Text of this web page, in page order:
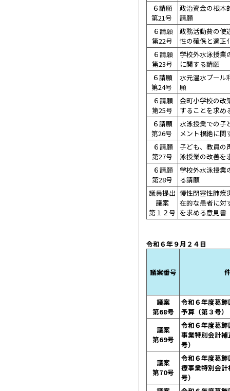
６請願
第21号
政治資金の根本
請願
６請願
第22号
政務活動費の使
性の確保と適正
６請願
第23号
学校外水泳授業
に関する請願
６請願
第24号
水元温水プール
願
６請願
第25号
金町小学校の改
することを求め
６請願
第26号
水泳授業での子
メント根絶に関
６請願
第27号
子ども、教員の
泳授業の改善を
６請願
第28号
学校外水泳授業
る請願
議員提出
議案
第１２号
慢性閉塞性肺疾
在的な患者に対
を求める意見書
令和６年９
議案番号
議案
第68号
令和６年度葛
予算（第３号）
議案
第69号
令和６年度葛
事業特別会計
号）
議案
第70号
令和６年度葛
療事業特別会
号）